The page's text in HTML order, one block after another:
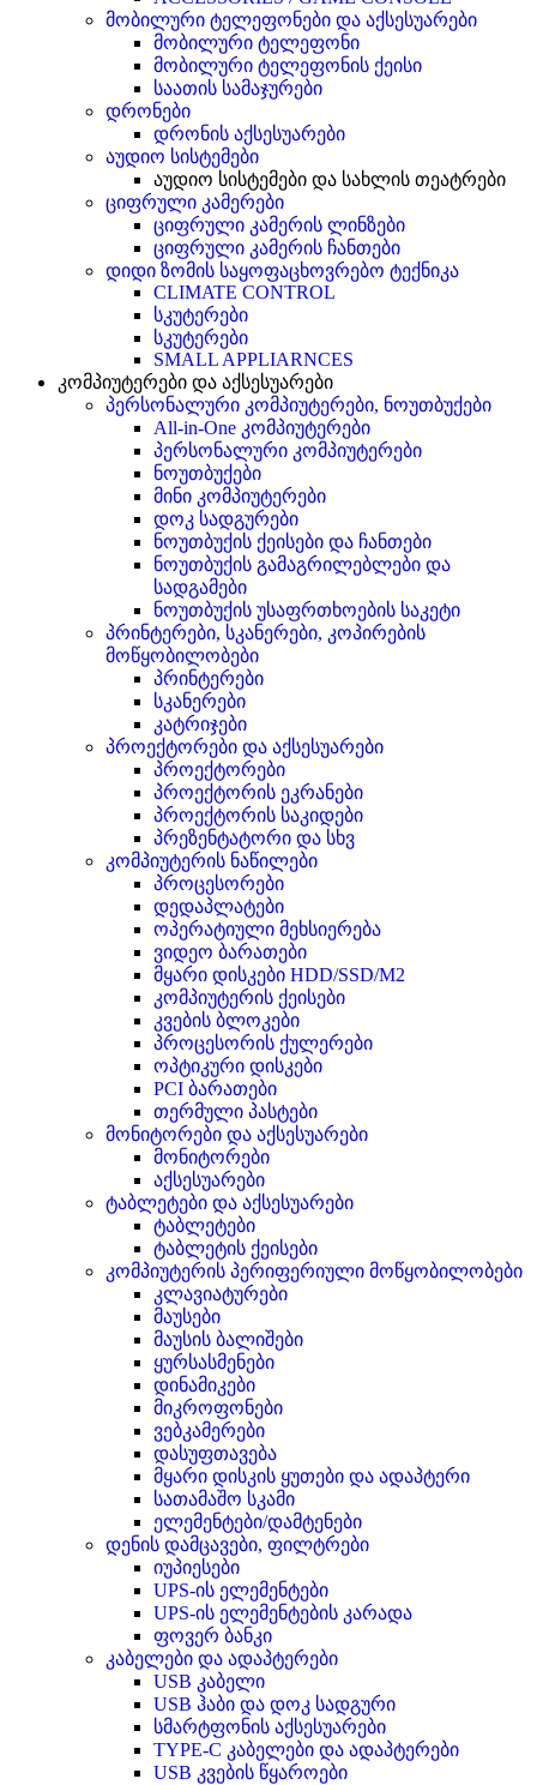
მობილური ტელეფონები და აქსესუარები
მობილური ტელეფონი
მობილური ტელეფონის ქეისი
საათის სამაჯურები
დრონები
დრონის აქსესუარები
აუდიო სისტემები
აუდიო სისტემები და სახლის თეატრები
ციფრული კამერები
ციფრული კამერის ლინზები
ციფრული კამერის ჩანთები
დიდი ზომის საყოფაცხოვრებო ტექნიკა
CLIMATE CONTROL
სკუტერები
სკუტერები
SMALL APPLIARNCES
კომპიუტერები და აქსესუარები
პერსონალური კომპიუტერები, ნოუთბუქები
All-in-One კომპიუტერები
პერსონალური კომპიუტერები
ნოუთბუქები
მინი კომპიუტერები
დოკ სადგურები
ნოუთბუქის ქეისები და ჩანთები
ნოუთბუქის გამაგრილებლები და
სადგამები
ნოუთბუქის უსაფრთხოების საკეტი
პრინტერები, სკანერები, კოპირების
მოწყობილობები
პრინტერები
სკანერები
კატრიჯები
პროექტორები და აქსესუარები
პროექტორები
პროექტორის ეკრანები
პროექტორის საკიდები
პრეზენტატორი და სხვ
კომპიუტერის ნაწილები
პროცესორები
დედაპლატები
ოპერატიული მეხსიერება
ვიდეო ბარათები
მყარი დისკები HDD/SSD/M2
კომპიუტერის ქეისები
კვების ბლოკები
პროცესორის ქულერები
ოპტიკური დისკები
PCI ბარათები
თერმული პასტები
მონიტორები და აქსესუარები
მონიტორები
აქსესუარები
ტაბლეტები და აქსესუარები
ტაბლეტები
ტაბლეტის ქეისები
კომპიუტერის პერიფერიული მოწყობილობები
კლავიატურები
მაუსები
მაუსის ბალიშები
ყურსასმენები
დინამიკები
მიკროფონები
ვებკამერები
დასუფთავება
მყარი დისკის ყუთები და ადაპტერი
სათამაშო სკამი
ელემენტები/დამტენები
დენის დამცავები, ფილტრები
იუპიესები
UPS-ის ელემენტები
UPS-ის ელემენტების კარადა
ფოვერ ბანკი
კაბელები და ადაპტერები
USB კაბელი
USB ჰაბი და დოკ სადგური
სმარტფონის აქსესუარები
TYPE-C კაბელები და ადაპტერები
USB კვების წყაროები